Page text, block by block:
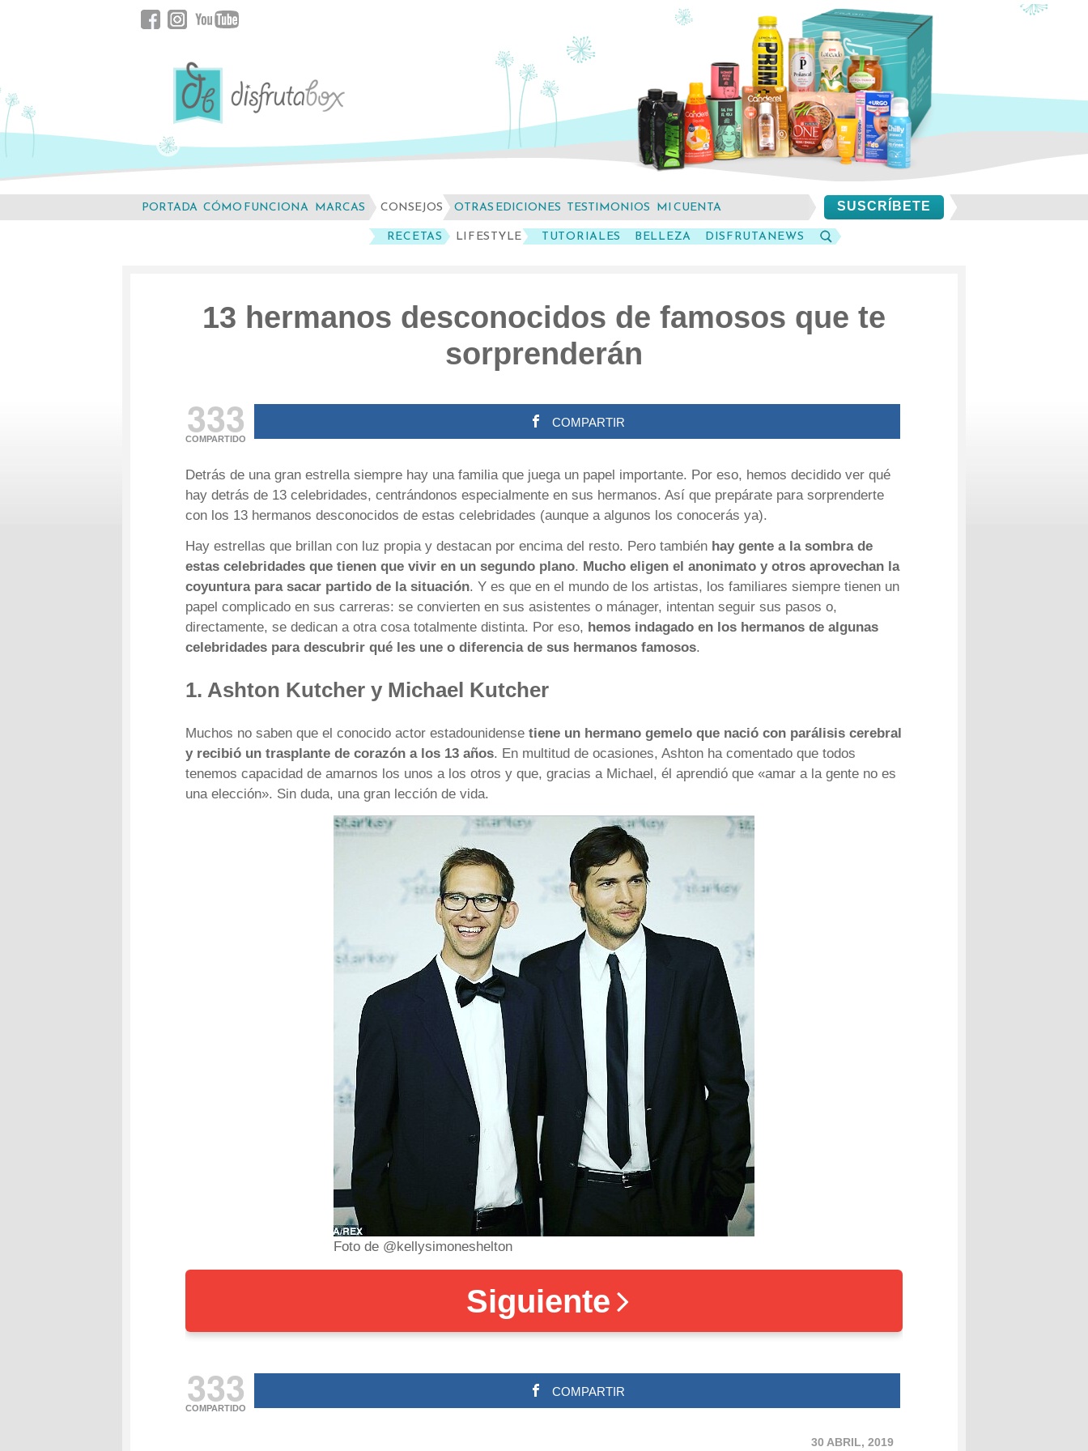
Facebook
Instagram
YouTube
SUSCRÍBETE
PORTADA CÓMO FUNCIONA MARCAS
CONSEJOS
RECETAS
LIFESTYLE TUTORIALES BELLEZA
DISFRUTANEWS
OTRAS EDICIONES TESTIMONIOS MI CUENTA
13 hermanos desconocidos de famosos que te
sorprenderán
333
COMPARTIDO
COMPARTIR
Detrás de una gran estrella siempre hay una familia que juega un papel importante. Por eso, hemos decidido ver qué
hay detrás de 13 celebridades, centrándonos especialmente en sus hermanos. Así que prepárate para sorprenderte
con los 13 hermanos desconocidos de estas celebridades (aunque a algunos los conocerás ya).
Hay estrellas que brillan con luz propia y destacan por encima del resto. Pero también hay gente a la sombra de
estas celebridades que tienen que vivir en un segundo plano. Mucho eligen el anonimato y otros aprovechan la
coyuntura para sacar partido de la situación. Y es que en el mundo de los artistas, los familiares siempre tienen un
papel complicado en sus carreras: se convierten en sus asistentes o mánager, intentan seguir sus pasos o,
directamente, se dedican a otra cosa totalmente distinta. Por eso, hemos indagado en los hermanos de algunas
celebridades para descubrir qué les une o diferencia de sus hermanos famosos.
1. Ashton Kutcher y Michael Kutcher
Muchos no saben que el conocido actor estadounidensetiene un hermano gemelo que nació con parálisis cerebral
y recibió un trasplante de corazón a los 13 años. En multitud de ocasiones, Ashton ha comentado que todos
tenemos capacidad de amarnos los unos a los otros y que, gracias a Michael, él aprendió que «amar a la gente no es
una elección». Sin duda, una gran lección de vida.
Foto de @kellysimoneshelton
Siguiente
333
COMPARTIDO
COMPARTIR
30 ABRIL, 2019